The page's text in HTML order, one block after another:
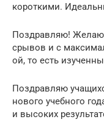
короткими.
Поздравляю! Желаю
срывов и с
ой, то есть
Поздравляю
нового учебного
и высоких